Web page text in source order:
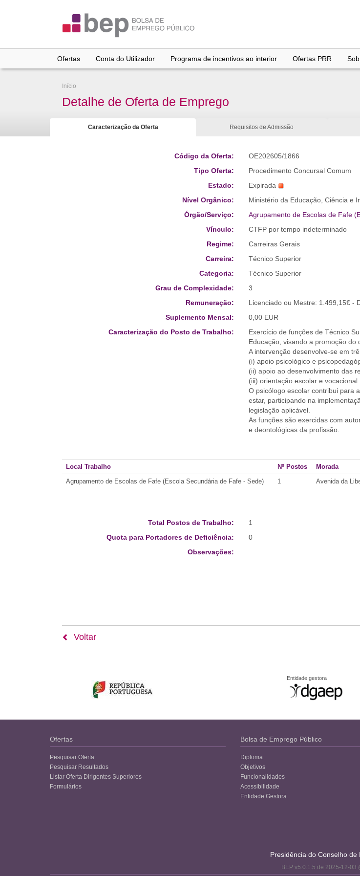
Ofertas Conta do Utilizador Programa de incentivos ao interior Ofertas PRR
Início
Detalhe de Oferta de Emprego
Caracterização da Oferta Requisitos de Admissão
Código da Oferta:
OE202605/1866
Tipo Oferta:
Procedimento Concursal Comum
Estado:
Expirada
Nível Orgânico:
Ministério da Educação, Ciência e
Órgão/Serviço:
Agrupamento de Escolas de Fafe
Vínculo:
CTFP por tempo indeterminado
Regime:
Carreiras Gerais
Carreira:
Técnico Superior
Categoria:
Técnico Superior
Grau de Complexidade:
3
Remuneração:
Licenciado ou Mestre: 1.499,15€ -
Suplemento Mensal:
0,00 EUR
Caracterização do Posto de Trabalho:
Exercício de funções de Técnico
Educação, visando a promoção do
A intervenção desenvolve-se em
(i) apoio psicológico e
(ii) apoio ao desenvolvimento das
(iii) orientação escolar e vocacional.
O psicólogo escolar contribui para
estar, participando na
legislação aplicável.
As funções são exercidas com
e deontológicas da profissão.
Local Trabalho Nº Postos Morada
Agrupamento de Escolas de Fafe (Escola Secundária de Fafe - Sede)
1 Avenida da
Total Postos de Trabalho:
1
Quota para Portadores de Deficiência:
0
Observações:
Voltar
Entidade gestora
Ofertas
Pesquisar Oferta
Pesquisar Resultados
Listar Oferta Dirigentes Superiores
Formulários
Bolsa de Emprego Público
Diploma
Objetivos
Funcionalidades
Acessibilidade
Entidade Gestora
Presidência do Conselho de
BEP v5.0.1.5 de 2025-12-03